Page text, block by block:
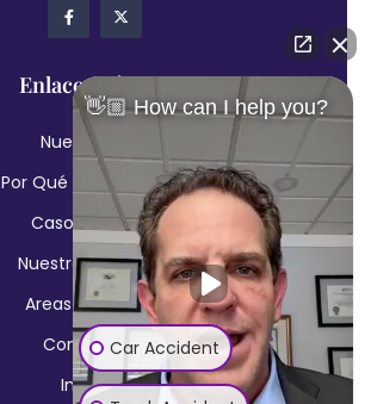
Enlaces Rápidos
Nuestra Firma
Por Qué Debe Elegirnos
Casos Referidos
Nuestros Abogados
Areas de Practica
Contáctenos
In English
👋🏼 How can I help you?
Car Accident